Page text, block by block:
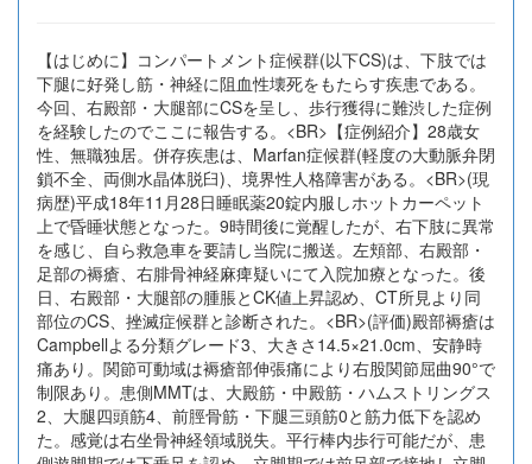
【はじめに】コンパートメント症候群(以下CS)は、下肢では
下腿に好発し筋・神経に阻血性壊死をもたらす疾患である。
今回、右殿部・大腿部にCSを呈し、歩行獲得に難渋した症例
を経験したのでここに報告する。<BR>【症例紹介】28歳女
性、無職独居。併存疾患は、Marfan症候群(軽度の大動脈弁閉
鎖不全、両側水晶体脱臼)、境界性人格障害がある。<BR>(現
病歴)平成18年11月28日睡眠薬20錠内服しホットカーペット
上で昏睡状態となった。9時間後に覚醒したが、右下肢に異常
を感じ、自ら救急車を要請し当院に搬送。左頬部、右殿部・
足部の褥瘡、右腓骨神経麻痺疑いにて入院加療となった。後
日、右殿部・大腿部の腫脹とCK値上昇認め、CT所見より同
部位のCS、挫滅症候群と診断された。<BR>(評価)殿部褥瘡は
Campbellよる分類グレード3、大きさ14.5×21.0cm、安静時
痛あり。関節可動域は褥瘡部伸張痛により右股関節屈曲90°で
制限あり。患側MMTは、大殿筋・中殿筋・ハムストリングス
2、大腿四頭筋4、前脛骨筋・下腿三頭筋0と筋力低下を認め
た。感覚は右坐骨神経領域脱失。平行棒内歩行可能だが、患